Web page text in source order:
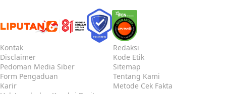
Kontak
Redaksi
Disclaimer
Kode Etik
Pedoman Media Siber
Sitemap
Form Pengaduan
Tentang Kami
Karir
Metode Cek Fakta